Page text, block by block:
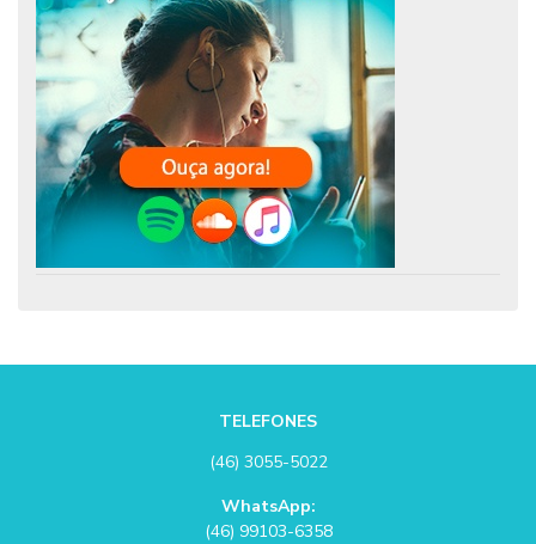
TELEFONES
(46) 3055-5022
WhatsApp:
(46) 99103-6358